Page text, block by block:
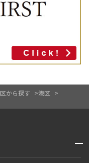
区から探す
港区
開閉